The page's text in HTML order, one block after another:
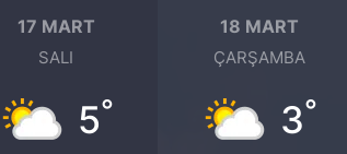
17 MART
SALI
5°
18 MART
ÇARŞAMBA
3°